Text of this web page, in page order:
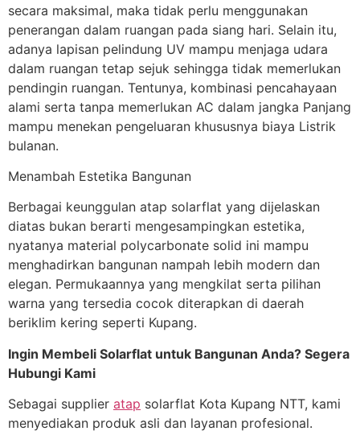
secara maksimal, maka tidak perlu menggunakan
penerangan dalam ruangan pada siang hari. Selain itu,
adanya lapisan pelindung UV mampu menjaga udara
dalam ruangan tetap sejuk sehingga tidak memerlukan
pendingin ruangan. Tentunya, kombinasi pencahayaan
alami serta tanpa memerlukan AC dalam jangka Panjang
mampu menekan pengeluaran khususnya biaya Listrik
bulanan.
Menambah Estetika Bangunan
Berbagai keunggulan atap solarflat yang dijelaskan
diatas bukan berarti mengesampingkan estetika,
nyatanya material polycarbonate solid ini mampu
menghadirkan bangunan nampah lebih modern dan
elegan. Permukaannya yang mengkilat serta pilihan
warna yang tersedia cocok diterapkan di daerah
beriklim kering seperti Kupang.
Ingin Membeli Solarflat untuk Bangunan Anda? Segera
Hubungi Kami
Sebagai supplier atap solarflat Kota Kupang NTT, kami
menyediakan produk asli dan layanan profesional.